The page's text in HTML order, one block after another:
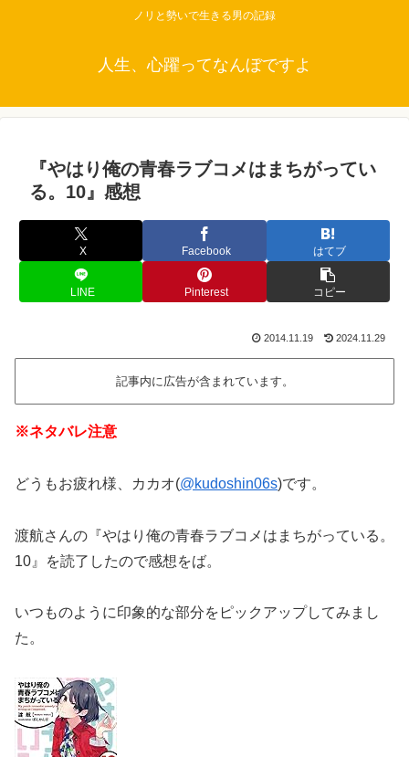
ノリと勢いで生きる男の記録
人生、心躍ってなんぼですよ
『やはり俺の青春ラブコメはまちがってい
る。10』感想
X Facebook はてブ
LINE Pinterest コピー
2014.11.19 2024.11.29
記事内に広告が含まれています。
※ネタバレ注意
どうもお疲れ様、カカオ(@kudoshin06s)です。
渡航さんの『やはり俺の青春ラブコメはまちがっている。
10』を読了したので感想をば。
いつものように印象的な部分をピックアップしてみまし
た。